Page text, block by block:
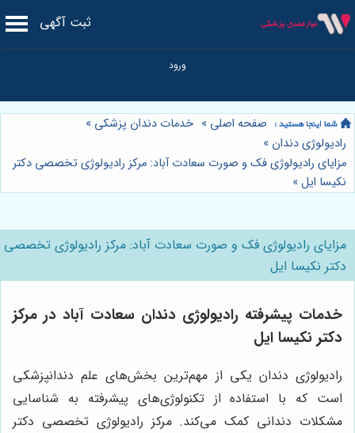
ثبت آگهی
صفحه اصلی » خدمات دندان پزشکی »
رادیولوژی دندان »
مزایای رادیولوژی فک و صورت سعادت آباد: مرکز رادیولوژی تخصصی دکتر
نکیسا ایل»
مزایای رادیولوژی فک و صورت سعادت آباد: مرکز رادیولوژی تخصصی
دکتر نکیسا ایل
خدمات پیشرفته رادیولوژی دندان سعادت آباد در مرکز
دکتر نکیسا ایل
رادیولوژی دندان یکی از مهم‌ترین بخش‌های علم دندانپزشکی
است که با استفاده از تکنولوژی‌های پیشرفته به شناسایی
مشکلات دندانی کمک می‌کند. مرکز رادیولوژی تخصصی دکتر